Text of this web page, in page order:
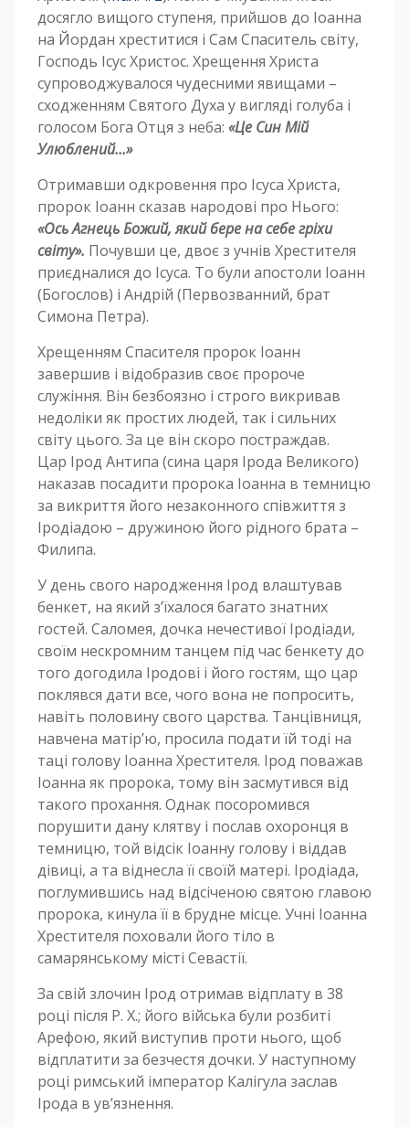
досягло вищого ступеня, прийшов до Іоанна
на Йордан хреститися і Сам Спаситель світу,
Господь Ісус Христос. Хрещення Христа
супроводжувалося чудесними явищами –
сходженням Святого Духа у вигляді голуба і
голосом Бога Отця з неба: «Це Син Мій
Улюблений…»
Отримавши одкровення про Ісуса Христа,
пророк Іоанн сказав народові про Нього:
«Ось Агнець Божий, який бере на себе гріхи
світу». Почувши це, двоє з учнів Хрестителя
приєдналися до Ісуса. То були апостоли Іоанн
(Богослов) і Андрій (Первозванний, брат
Симона Петра).
Хрещенням Спасителя пророк Іоанн
завершив і відобразив своє пророче
служіння. Він безбоязно і строго викривав
недоліки як простих людей, так і сильних
світу цього. За це він скоро постраждав.
Цар Ірод Антипа (сина царя Ірода Великого)
наказав посадити пророка Іоанна в темницю
за викриття його незаконного співжиття з
Іродіадою – дружиною його рідного брата –
Филипа.
У день свого народження Ірод влаштував
бенкет, на який з’їхалося багато знатних
гостей. Саломея, дочка нечестивої Іродіади,
своїм нескромним танцем під час бенкету до
того догодила Іродові і його гостям, що цар
поклявся дати все, чого вона не попросить,
навіть половину свого царства. Танцівниця,
навчена матір’ю, просила подати їй тоді на
таці голову Іоанна Хрестителя. Ірод поважав
Іоанна як пророка, тому він засмутився від
такого прохання. Однак посоромився
порушити дану клятву і послав охоронця в
темницю, той відсік Іоанну голову і віддав
дівиці, а та віднесла її своїй матері. Іродіада,
поглумившись над відсіченою святою главою
пророка, кинула її в брудне місце. Учні Іоанна
Хрестителя поховали його тіло в
самарянському місті Севастії.
За свій злочин Ірод отримав відплату в 38
році після Р. X.; його війська були розбиті
Арефою, який виступив проти нього, щоб
відплатити за безчестя дочки. У наступному
році римський імператор Калігула заслав
Ірода в ув’язнення.